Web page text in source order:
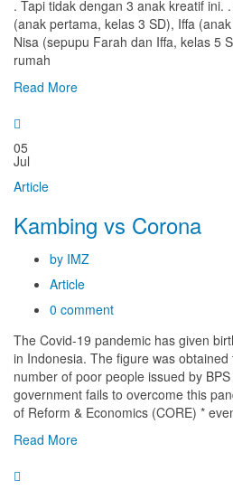
. Tapi tidak dengan 3 anak kreatif ini.
(anak pertama, kelas 3 SD), Iffa
Nisa (sepupu Farah dan Iffa, kelas 5
rumah
Read More
05
Jul
Article
Kambing vs Corona
by IMZ
Article
0 comment
The Covid-19 pandemic has given
in Indonesia. The figure was
number of poor people issued by
government fails to overcome this
of Reform & Economics (CORE) *
Read More